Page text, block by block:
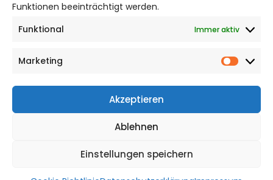
Funktionen beeinträchtigt werden.
Funktional
Immer aktiv
Marketing
Akzeptieren
Ablehnen
Einstellungen speichern
BRAUNSCHWEIG
Impressum
Cookie Richtlinie
CITYLIFE! BEI FACEBOOK